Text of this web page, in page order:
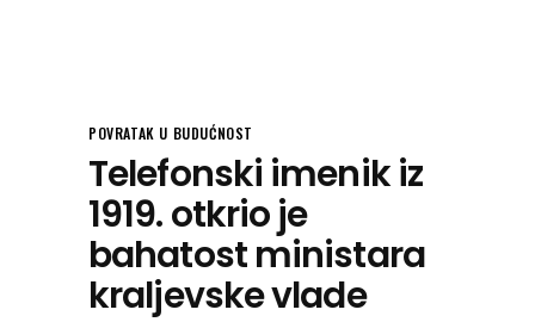
POVRATAK U BUDUĆNOST
Telefonski imenik iz
1919. otkrio je
bahatost ministara
kraljevske vlade